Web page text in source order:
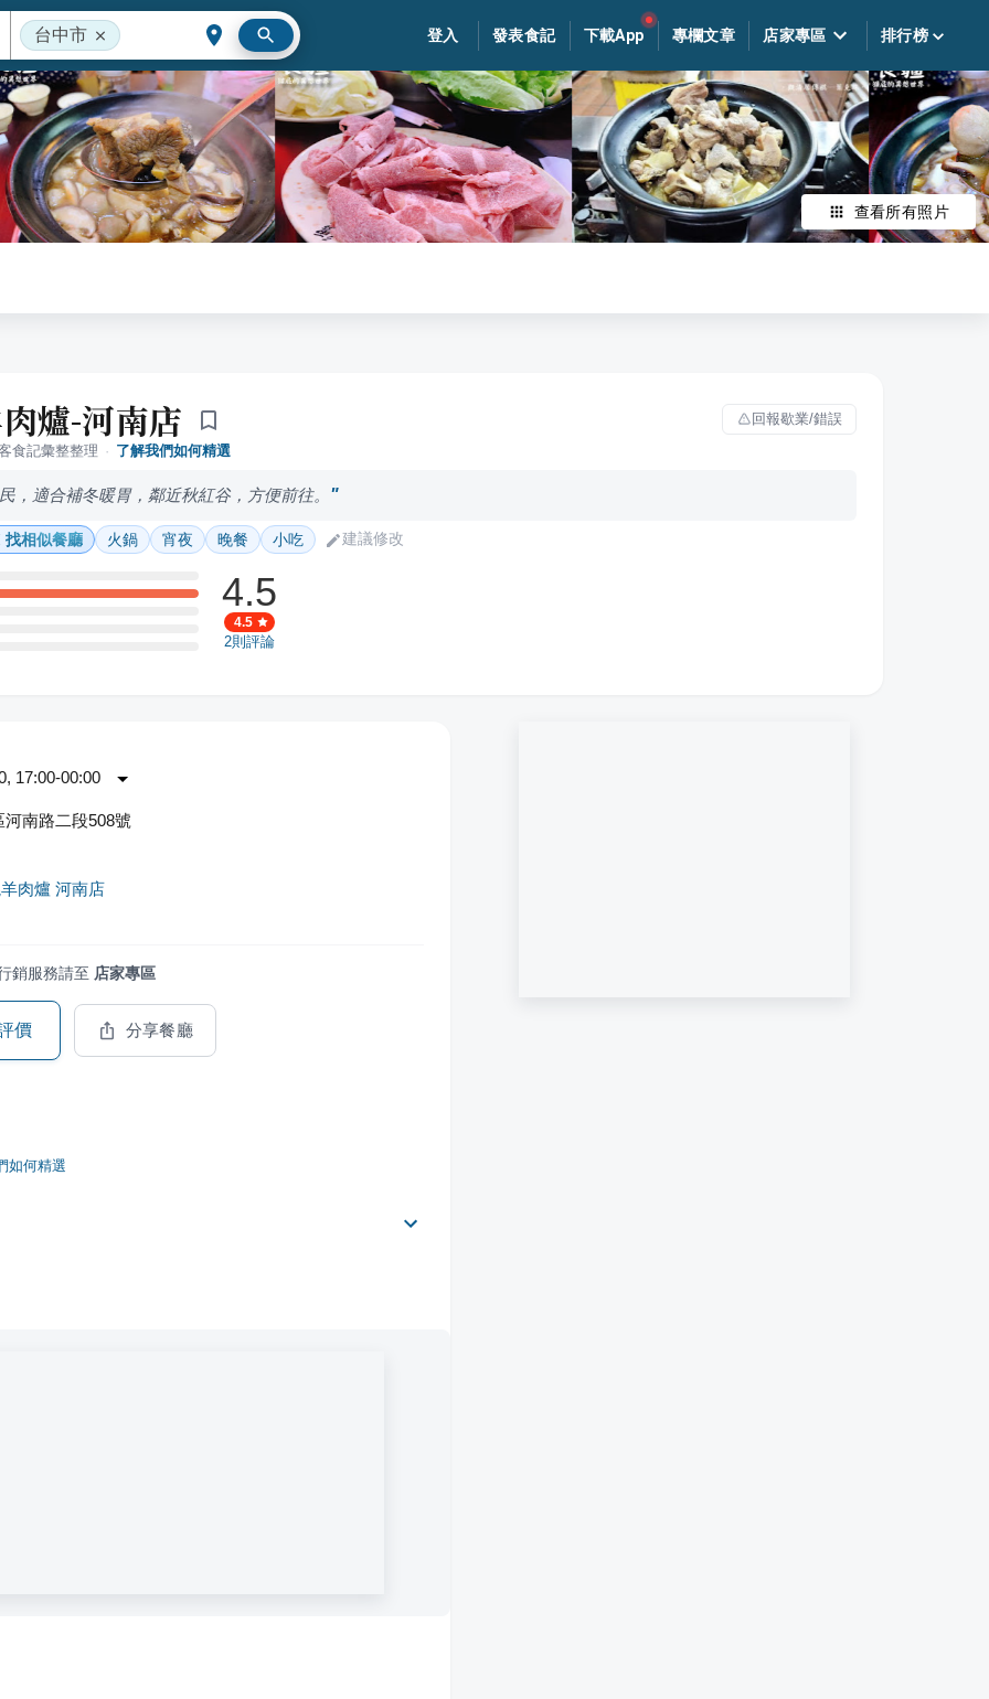
台中市 登入 發表食記 下載App 專欄文章 店家專區 排行榜
查看所有照片
爐-河南店
回報歇業/錯誤
食記彙整整理 · 了解我們如何精選
，適合補冬暖胃，鄰近秋紅谷，方便前往。
找相似餐廳 火鍋 宵夜 晚餐 小吃 建議修改
4.5
4.5
2則評論
17:00-00:00
南路二段508號
肉爐 河南店
銷服務請至 店家專區
價 分享餐廳
如何精選